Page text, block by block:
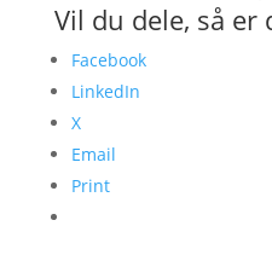
Vil du dele, så er
Facebook
LinkedIn
X
Email
Print